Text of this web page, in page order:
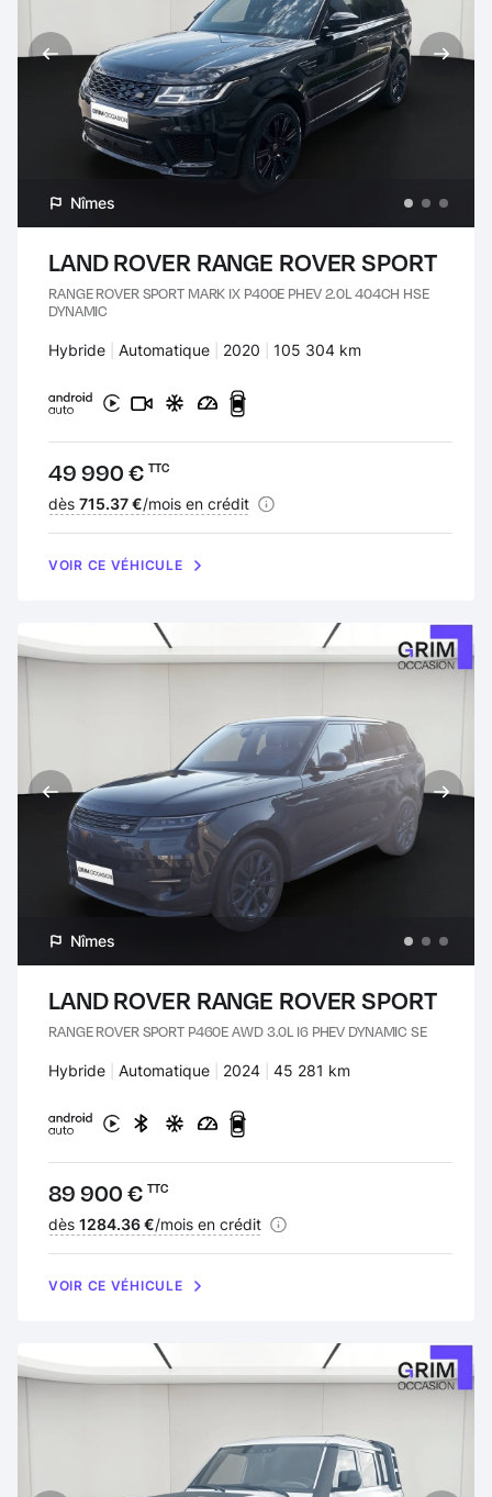
Nîmes
LAND ROVER RANGE ROVER SPORT
RANGE ROVER SPORT MARK IX P400E PHEV 2.0L 404CH HSE
DYNAMIC
Carburant :
Hybride Transmission :
Automatique Années :
2020 Kilomètres :
105 304 km
Prix :
49 990 € TTC
Financement :
dès 715.37 €/mois en crédit
VOIR CE VÉHICULE
Nîmes
LAND ROVER RANGE ROVER SPORT
RANGE ROVER SPORT P460E AWD 3.0L I6 PHEV DYNAMIC SE
Carburant :
Hybride Transmission :
Automatique Années :
2024 Kilomètres :
45 281 km
Prix :
89 900 € TTC
Financement :
dès 1284.36 €/mois en crédit
VOIR CE VÉHICULE